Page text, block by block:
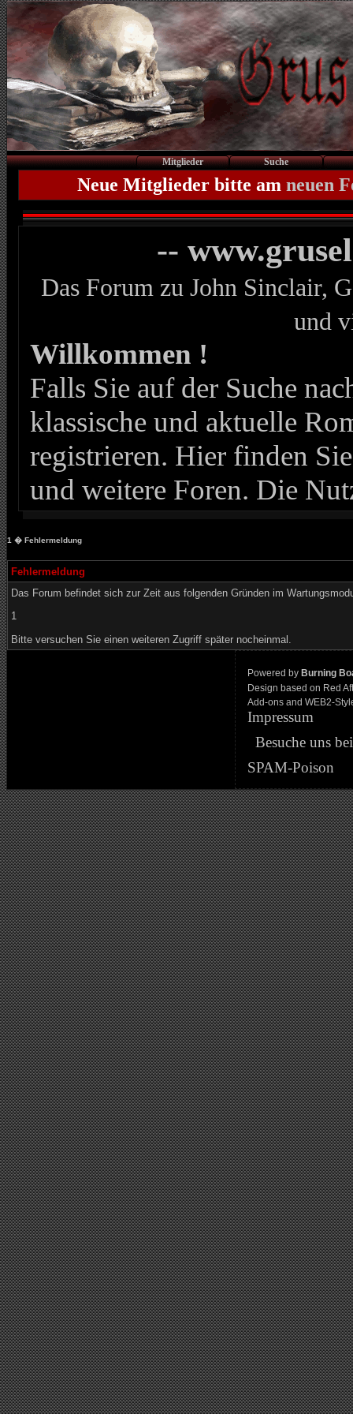
Mitglieder Suche
Neue Mitglieder bitte am neuen
--
Das Forum zu John Sinclair,
und
Willkommen !
Falls Sie auf der Suche
klassische und aktuelle
registrieren. Hier finden
und weitere Foren. Die
1 � Fehlermeldung
Fehlermeldung
Das Forum befindet sich zur Zeit aus folgenden Gründen im
1
Bitte versuchen Sie einen weiteren Zugriff später nocheinmal.
Powered by Burning
Design based on Red
Add-ons and WEB2-
Impressum
Besuche uns
SPAM-Poison